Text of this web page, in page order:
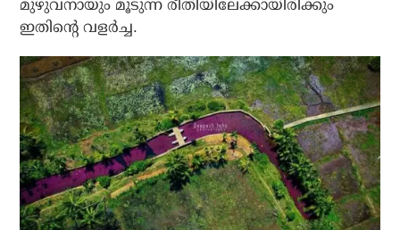
മുഴുവനായും മൂടുന്ന രീതിയിലേക്കായിരിക്കും
ഇതിന്റെ വളര്‍ച്ച.